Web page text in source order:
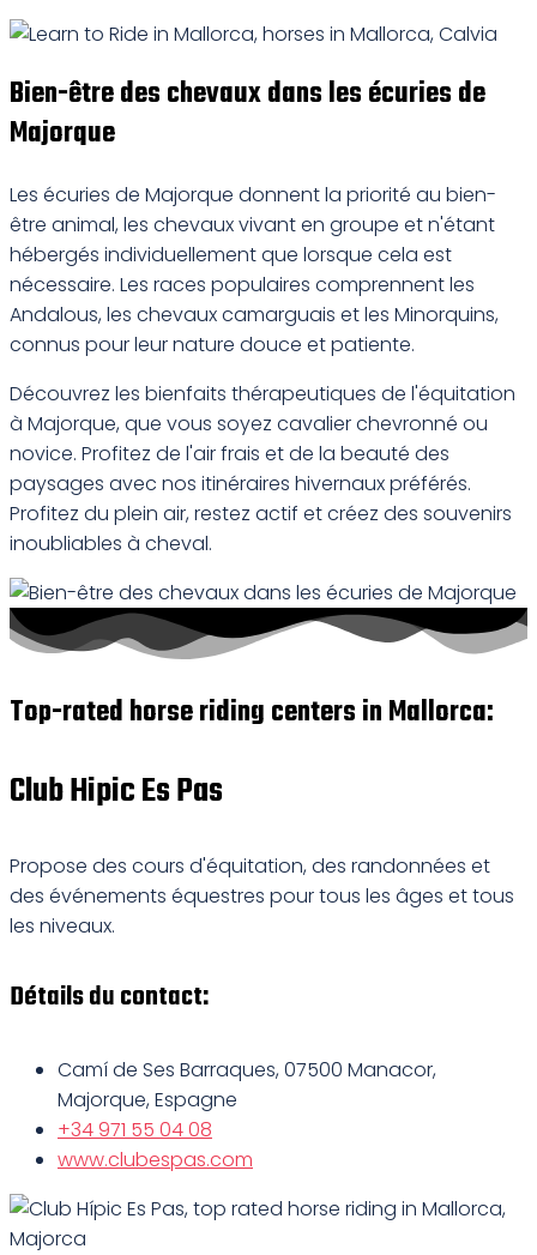
Bien-être des chevaux dans les écuries de
Majorque
Les écuries de Majorque donnent la priorité au bien-
être animal, les chevaux vivant en groupe et n'étant
hébergés individuellement que lorsque cela est
nécessaire. Les races populaires comprennent les
Andalous, les chevaux camarguais et les Minorquins,
connus pour leur nature douce et patiente.
Découvrez les bienfaits thérapeutiques de l'équitation
à Majorque, que vous soyez cavalier chevronné ou
novice. Profitez de l'air frais et de la beauté des
paysages avec nos itinéraires hivernaux préférés.
Profitez du plein air, restez actif et créez des souvenirs
inoubliables à cheval.
Top-rated horse riding centers in Mallorca:
Club Hipic Es Pas
Propose des cours d'équitation, des randonnées et
des événements équestres pour tous les âges et tous
les niveaux.
Détails du contact:
Camí de Ses Barraques, 07500 Manacor,
Majorque, Espagne
+34 971 55 04 08
www.clubespas.com